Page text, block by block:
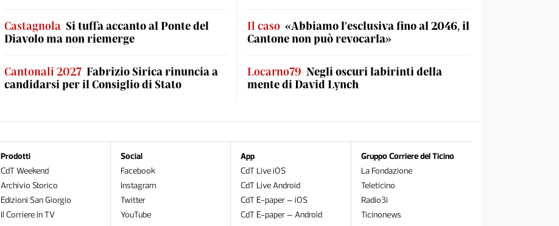
Castagnola Si tuffa accanto al Ponte del
Diavolo ma non riemerge
Cantonali 2027 Fabrizio Sirica rinuncia a
candidarsi per il Consiglio di Stato
Il caso «Abbiamo l’esclusiva fino al 2046, il
Cantone non può revocarla»
Locarno79 Negli oscuri labirinti della
mente di David Lynch
Prodotti
CdT Weekend
Archivio Storico
Edizioni San Giorgio
Il Corriere in TV
Social
Facebook
Instagram
Twitter
YouTube
App
CdT Live iOS
CdT Live Android
CdT E-paper – iOS
CdT E-paper – Android
Gruppo Corriere del Ticino
La Fondazione
Teleticino
Radio3i
Ticinonews